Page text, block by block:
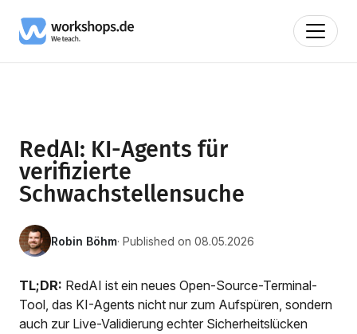
RedAI: KI-Agents für
verifizierte
Schwachstellensuche
Robin Böhm· Published on 08.05.2026
TL;DR: RedAI ist ein neues Open-Source-Terminal-
Tool, das KI-Agents nicht nur zum Aufspüren, sondern
auch zur Live-Validierung echter Sicherheitslücken